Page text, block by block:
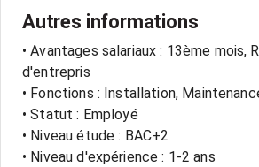
Autres informations
• Avantages salariaux : 13ème mois,
d'entrepris
• Fonctions : Installation,
• Statut : Employé
• Niveau étude : BAC+2
• Niveau d'expérience : 1-2 ans